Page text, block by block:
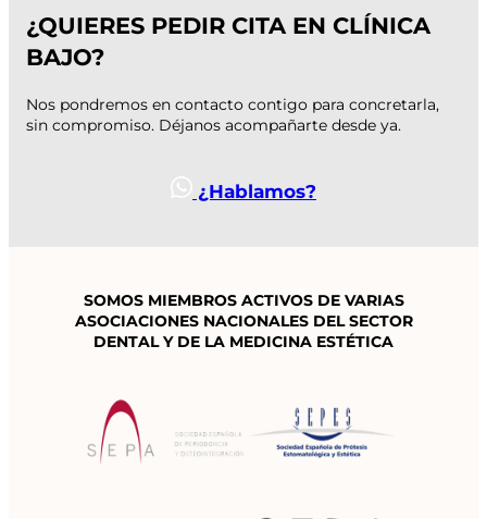
¿QUIERES PEDIR CITA EN CLÍNICA
BAJO?
Nos pondremos en contacto contigo para concretarla,
sin compromiso. Déjanos acompañarte desde ya.
¿Hablamos?
SOMOS MIEMBROS ACTIVOS DE VARIAS
ASOCIACIONES NACIONALESDEL SECTOR
DENTAL Y DE LA MEDICINA ESTÉTICA